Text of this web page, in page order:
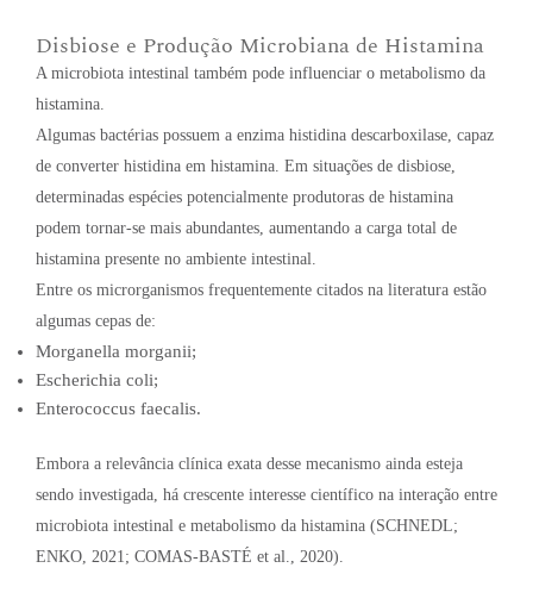
Disbiose e Produção Microbiana de Histamina
A microbiota intestinal também pode influenciar o metabolismo da
histamina.
Algumas bactérias possuem a enzima histidina descarboxilase, capaz
de converter histidina em histamina. Em situações de disbiose,
determinadas espécies potencialmente produtoras de histamina
podem tornar-se mais abundantes, aumentando a carga total de
histamina presente no ambiente intestinal.
Entre os microrganismos frequentemente citados na literatura estão
algumas cepas de:
Morganella morganii;
Escherichia coli;
Enterococcus faecalis.
Embora a relevância clínica exata desse mecanismo ainda esteja
sendo investigada, há crescente interesse científico na interação entre
microbiota intestinal e metabolismo da histamina (SCHNEDL;
ENKO, 2021; COMAS-BASTÉ et al., 2020).